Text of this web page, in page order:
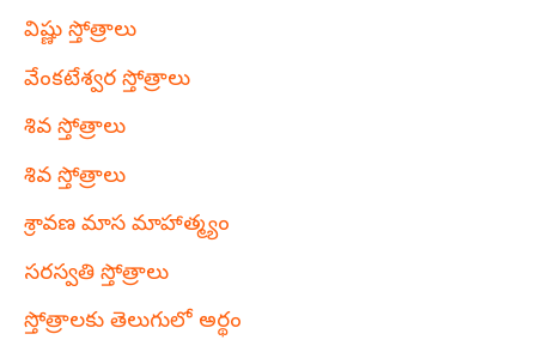
విష్ణు స్తోత్రాలు
వేంకటేశ్వర స్తోత్రాలు
శివ స్తోత్రాలు
శివ స్తోత్రాలు
శ్రావణ మాస మాహాత్మ్యం
సరస్వతి స్తోత్రాలు
స్తోత్రాలకు తెలుగులో అర్థం